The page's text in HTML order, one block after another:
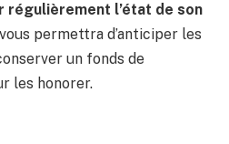
régulièrement l’état de son
permettra d’anticiper les
un fonds de
les honorer.